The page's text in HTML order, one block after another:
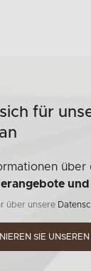
für
über
und
über unsere
SIE